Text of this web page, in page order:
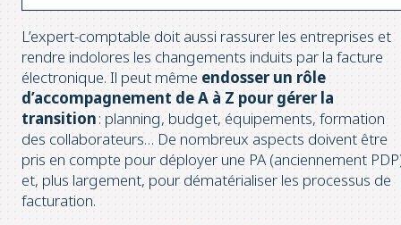
L’expert-comptable doit aussi rassurer les entreprises et
rendre indolores les changements induits par la facture
électronique. Il peut même endosser un rôle
d’accompagnement de A à Z pour gérer la
transition: planning, budget, équipements, formation
des collaborateurs… De nombreux aspects doivent être
pris en compte pour déployer une PA (anciennement
et, plus largement, pour dématérialiser les processus de
facturation.